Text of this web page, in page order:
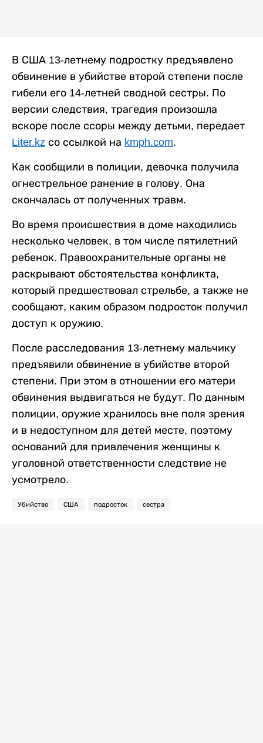
В США 13-летнему подростку предъявлено
обвинение в убийстве второй степени после
гибели его 14-летней сводной сестры. По
версии следствия, трагедия произошла
вскоре после ссоры между детьми, передает
Liter.kz со ссылкой на kmph.com.
Как сообщили в полиции, девочка получила
огнестрельное ранение в голову. Она
скончалась от полученных травм.
Во время происшествия в доме находились
несколько человек, в том числе пятилетний
ребенок. Правоохранительные органы не
раскрывают обстоятельства конфликта,
который предшествовал стрельбе, а также не
сообщают, каким образом подросток получил
доступ к оружию.
После расследования 13-летнему мальчику
предъявили обвинение в убийстве второй
степени. При этом в отношении его матери
обвинения выдвигаться не будут. По данным
полиции, оружие хранилось вне поля зрения
и в недоступном для детей месте, поэтому
оснований для привлечения женщины к
уголовной ответственности следствие не
усмотрело.
Убийство США подросток сестра